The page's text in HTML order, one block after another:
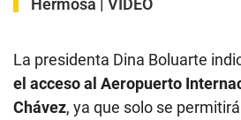
La presidenta Dina Boluarte
el acceso al Aeropuerto
Chávez, ya que solo se